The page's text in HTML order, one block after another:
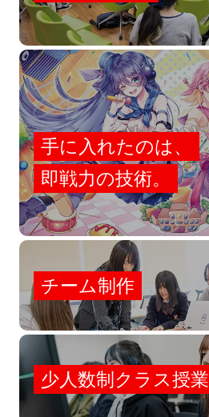
手に入れたのは、
即戦力の技術。
チーム制作
少人数制クラス授業